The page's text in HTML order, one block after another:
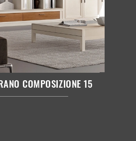
COMPOSIZIONE 15